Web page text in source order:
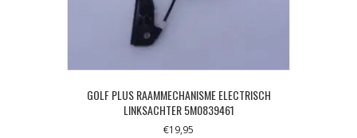
GOLF PLUS RAAMMECHANISME ELECTRISCH
LINKSACHTER 5M0839461
€19,95